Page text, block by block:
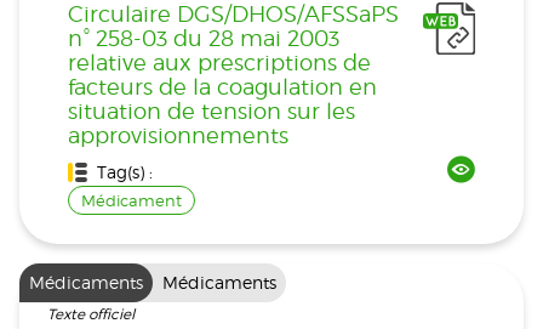
Circulaire DGS/DHOS/AFSSaPS
n° 258-03 du 28 mai 2003
relative aux prescriptions de
facteurs de la coagulation en
situation de tension sur les
approvisionnements
Tag(s) :
Médicament
Médicaments Médicaments
Texte officiel